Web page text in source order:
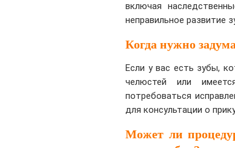
включая
неправильное развитие
Когда нужно
Если у вас есть зубы,
челюстей или
потребоваться
для консультации о
Может ли